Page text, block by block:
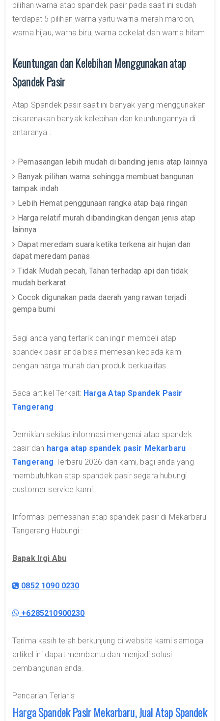
pilihan warna atap spandek pasir pada saat ini sudah
terdapat 5 pilihan warna yaitu warna merah maroon,
warna hijau, warna biru, warna cokelat dan warna hitam.
Keuntungan dan Kelebihan Menggunakan atap
Spandek Pasir
Atap Spandek pasir saat ini banyak yang menggunakan
dikarenakan banyak kelebihan dan keuntungannya di
antaranya :
Pemasangan lebih mudah di banding jenis atap lainnya
Banyak pilihan warna sehingga membuat bangunan
tampak indah
Lebih Hemat penggunaan rangka atap baja ringan
Harga relatif murah dibandingkan dengan jenis atap
lainnya
Dapat meredam suara ketika terkena air hujan dan
dapat meredam panas
Tidak Mudah pecah, Tahan terhadap api dan tidak
mudah berkarat
Cocok digunakan pada daerah yang rawan terjadi
gempa bumi
Bagi anda yang tertarik dan ingin membeli atap
spandek pasir anda bisa memesan kepada kami
dengan harga murah dan produk berkualitas.
Baca artikel Terkait: Harga Atap Spandek Pasir
Tangerang
Demikian sekilas informasi mengenai atap spandek
pasir dan harga atap spandek pasir Mekarbaru
Tangerang Terbaru 2026 dari kami, bagi anda yang
membutuhkan atap spandek pasir segera hubungi
customer service kami.
Informasi pemesanan atap spandek pasir di Mekarbaru
Tangerang Hubungi :
Bapak Irgi Abu
0852 1090 0230
+6285210900230
Terima kasih telah berkunjung di website kami semoga
artikel ini dapat membantu dan menjadi solusi
pembangunan anda.
Pencarian Terlaris
Harga Spandek Pasir Mekarbaru, Jual Atap Spandek